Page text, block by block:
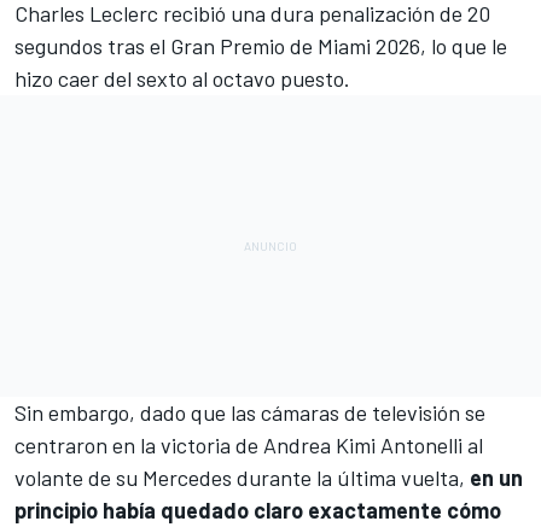
Charles Leclerc recibió una dura penalización de 20
segundos tras el Gran Premio de Miami 2026, lo que le
hizo caer del sexto al octavo puesto.
Sin embargo, dado que las cámaras de televisión se
centraron en la victoria de Andrea Kimi Antonelli al
volante de su Mercedes durante la última vuelta, en un
principio había quedado claro exactamente cómo